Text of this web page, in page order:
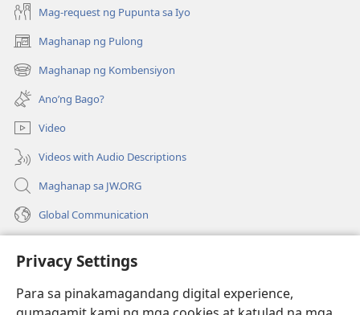
Privacy Settings
Para sa pinakamagandang digital experience,
Mag-request ng Pupunta sa Iyo
Maghanap ng Pulong
(may
bubukas
na
bagong
window)
Maghanap ng Kombensiyon
(may
bubukas
na
bagong
window)
Ano’ng Bago?
Video
Videos with Audio Descriptions
Maghanap sa JW.ORG
Global Communication
(may